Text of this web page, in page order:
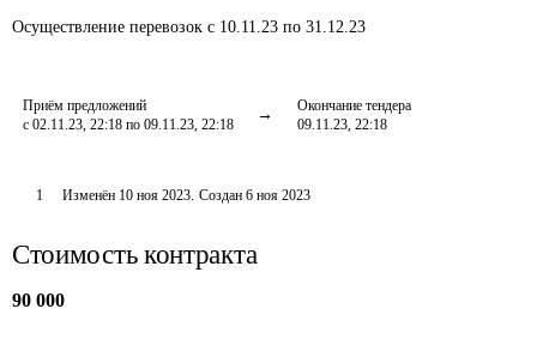
Осуществление перевозок с 10.11.23 по 31.12.23
Приём предложений
с 02.11.23, 22:18 по 09.11.23, 22:18
Окончание тендера
09.11.23, 22:18
1 Изменён 10 ноя 2023. Создан 6 ноя 2023
Стоимость контракта
90 000